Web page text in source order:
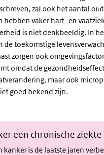
zal ook het aantal
hebben vaker hart- en
is niet denkbeeldig. In
de toekomstige
zorgen ook
omdat de
maar ook
goed bekend zijn.
een chronische
kanker is de laatste jaren